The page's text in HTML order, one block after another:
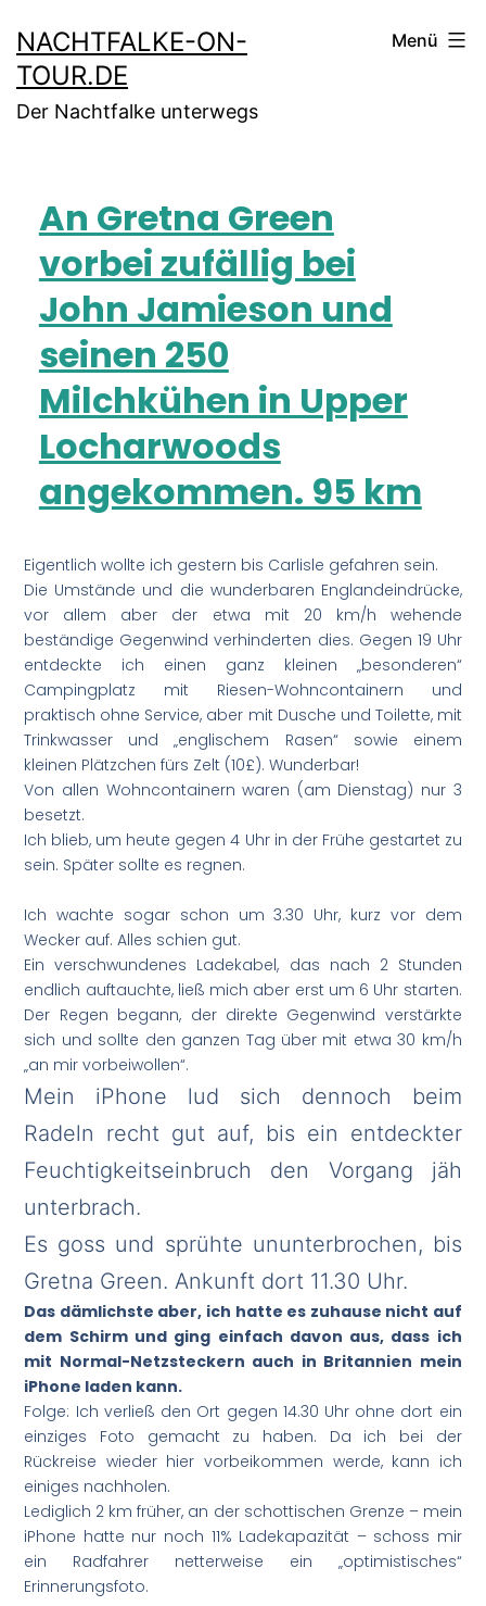
NACHTFALKE-ON-
TOUR.DE
Der Nachtfalke unterwegs
Menü
An Gretna Green
vorbei zufällig bei
John Jamieson und
seinen 250
Milchkühen in Upper
Locharwoods
angekommen. 95 km
Eigentlich wollte ich gestern bis Carlisle gefahren sein.
Die Umstände und die wunderbaren Englandeindrücke,
vor allem aber der etwa mit 20 km/h wehende
beständige Gegenwind verhinderten dies. Gegen 19 Uhr
entdeckte ich einen ganz kleinen „besonderen“
Campingplatz mit Riesen-Wohncontainern und
praktisch ohne Service, aber mit Dusche und Toilette, mit
Trinkwasser und „englischem Rasen“ sowie einem
kleinen Plätzchen fürs Zelt (10£). Wunderbar!
Von allen Wohncontainern waren (am Dienstag) nur 3
besetzt.
Ich blieb, um heute gegen 4 Uhr in der Frühe gestartet zu
sein. Später sollte es regnen.
Ich wachte sogar schon um 3.30 Uhr, kurz vor dem
Wecker auf. Alles schien gut.
Ein verschwundenes Ladekabel, das nach 2 Stunden
endlich auftauchte, ließ mich aber erst um 6 Uhr starten.
Der Regen begann, der direkte Gegenwind verstärkte
sich und sollte den ganzen Tag über mit etwa 30 km/h
„an mir vorbeiwollen“.
Mein iPhone lud sich dennoch beim
Radeln recht gut auf, bis ein entdeckter
Feuchtigkeitseinbruch den Vorgang jäh
unterbrach.
Es goss und sprühte ununterbrochen, bis
Gretna Green. Ankunft dort 11.30 Uhr.
Das dämlichste aber, ich hatte es zuhause nicht auf
dem Schirm und ging einfach davon aus, dass ich
mit Normal-Netzsteckern auch in Britannien mein
iPhone laden kann.
Folge: Ich verließ den Ort gegen 14.30 Uhr ohne dort ein
einziges Foto gemacht zu haben. Da ich bei der
Rückreise wieder hier vorbeikommen werde, kann ich
einiges nachholen.
Lediglich 2 km früher, an der schottischen Grenze – mein
iPhone hatte nur noch 11% Ladekapazität – schoss mir
ein Radfahrer netterweise ein „optimistisches“
Erinnerungsfoto.